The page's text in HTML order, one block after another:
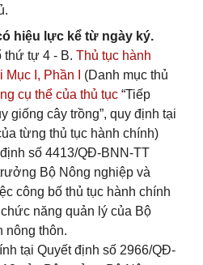
hiệu lực kể từ ngày ký.
thứ tự 4 - B. Thủ tục hành
I, Phần I (Danh mục thủ
cụ thể của thủ tục “Tiếp
giống cây trồng”, quy định tại
từng thủ tục hành chính)
số 4413/QĐ-BNN-TT
Bộ Nông nghiệp và
công bố thủ tục hành chính
năng quản lý của Bộ
nông thôn.
tại Quyết định số 2966/QĐ-